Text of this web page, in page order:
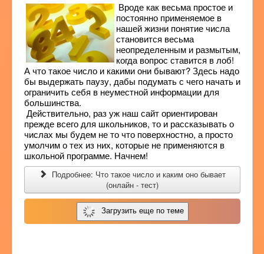
Вроде как весьма простое и
постоянно применяемое в
нашей жизни понятие числа
становится весьма
неопределенным и размытым,
когда вопрос ставится в лоб!
А что такое число и какими они бывают? Здесь надо
бы выдержать паузу, дабы подумать с чего начать и
ограничить себя в неуместной информации для
большинства.
Действительно, раз уж наш сайт ориентирован
прежде всего для школьников, то и рассказывать о
числах мы будем не то что поверхностно, а просто
умолчим о тех из них, которые не применяются в
школьной программе. Начнем!
Подробнее: Что такое число и каким оно бывает
(онлайн - тест)
Загрузить еще по теме